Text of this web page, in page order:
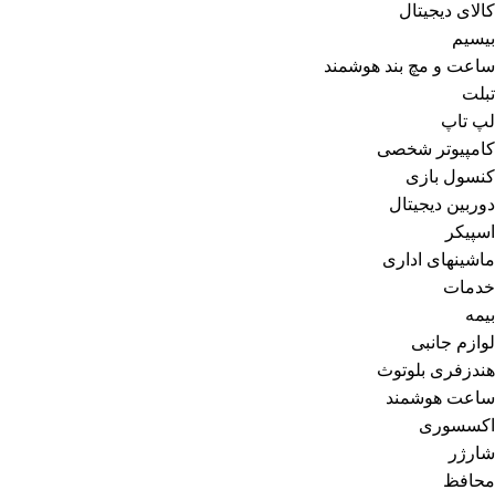
کالای دیجیتال
بیسیم
ساعت و مچ بند هوشمند
تبلت
لپ تاپ
کامپیوتر شخصی
کنسول بازی
دوربین دیجیتال
اسپیکر
ماشینهای اداری
خدمات
بیمه
لوازم جانبی
هندزفری بلوتوث
ساعت هوشمند
اکسسوری
شارژر
محافظ